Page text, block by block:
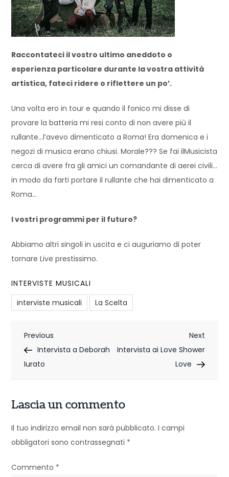
Raccontateci il vostro ultimo aneddoto o
esperienza particolare durante la vostra attività
artistica, fateci ridere o riflettere un po’.
Una volta ero in tour e quando il fonico mi disse di
provare la batteria mi resi conto di non avere più il
rullante…l’avevo dimenticato a Roma! Era domenica e i
negozi di musica erano chiusi. Morale??? Se fai ilMusicista
cerca di avere fra gli amici un comandante di aerei civili…
in modo da farti portare il rullante che hai dimenticato a
Roma…
I vostri programmi per il futuro?
Abbiamo altri singoli in uscita e ci auguriamo di poter
tornare Live prestissimo.
INTERVISTE MUSICALI
interviste musicali
La Scelta
N
a
i
a
Previous
Post
Previous
Intervista a Deborah
Iurato
Next
Post
Next
Intervista ai Love Shower
Love
Lascia un commento
Il tuo indirizzo email non sarà pubblicato. I campi
obbligatori sono contrassegnati *
Commento *